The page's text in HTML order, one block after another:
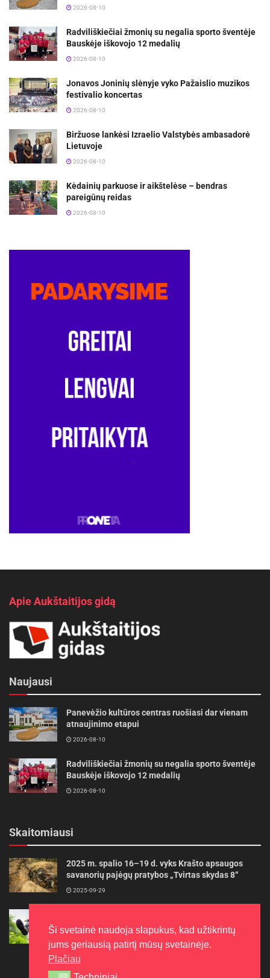
2026-08-10
Radviliškiečiai žmonių su negalia sporto šventėje
Bauskėje iškovojo 12 medalių
2026-08-10
Jonavos Joninių slėnyje vyko Pažaislio muzikos
festivalio koncertas
2026-08-10
Biržuose lankėsi Izraelio Valstybės ambasadorė
Lietuvoje
2026-08-10
Kėdainių parkuose ir aikštelėse – bendras
pareigūnų reidas
2026-08-10
Apie Aukštaitijos gidą
Naujausi
Panevėžio kultūros centras ruošiasi dar vienam
atnaujinimo etapui
2026-08-10
Radviliškiečiai žmonių su negalia sporto šventėje
Bauskėje iškovojo 12 medalių
2026-08-10
Skaitomiausi
2025 m. spalio 16–19 d. vyks Krašto apsaugos
savanorių pajėgų pratybos „Tvirtas skydas 8“
2025-09-29
ilgiau
2022-06-27
Ši svetainė naudoja slapukus, kad užtikrintų
jums geriausią patirtį mūsų svetainėje.
Plačiau